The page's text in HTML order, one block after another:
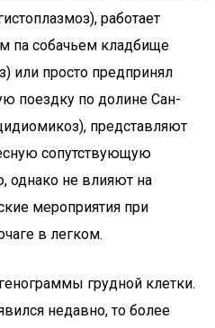
работает
па собачьем кладбище
или просто предпринял
поездку по долине Сан-
представляют
сопутствующую
однако не влияют на
мероприятия при
в легком.
грудной клетки.
недавно, то более